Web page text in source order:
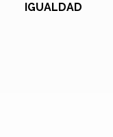
IGUALDAD